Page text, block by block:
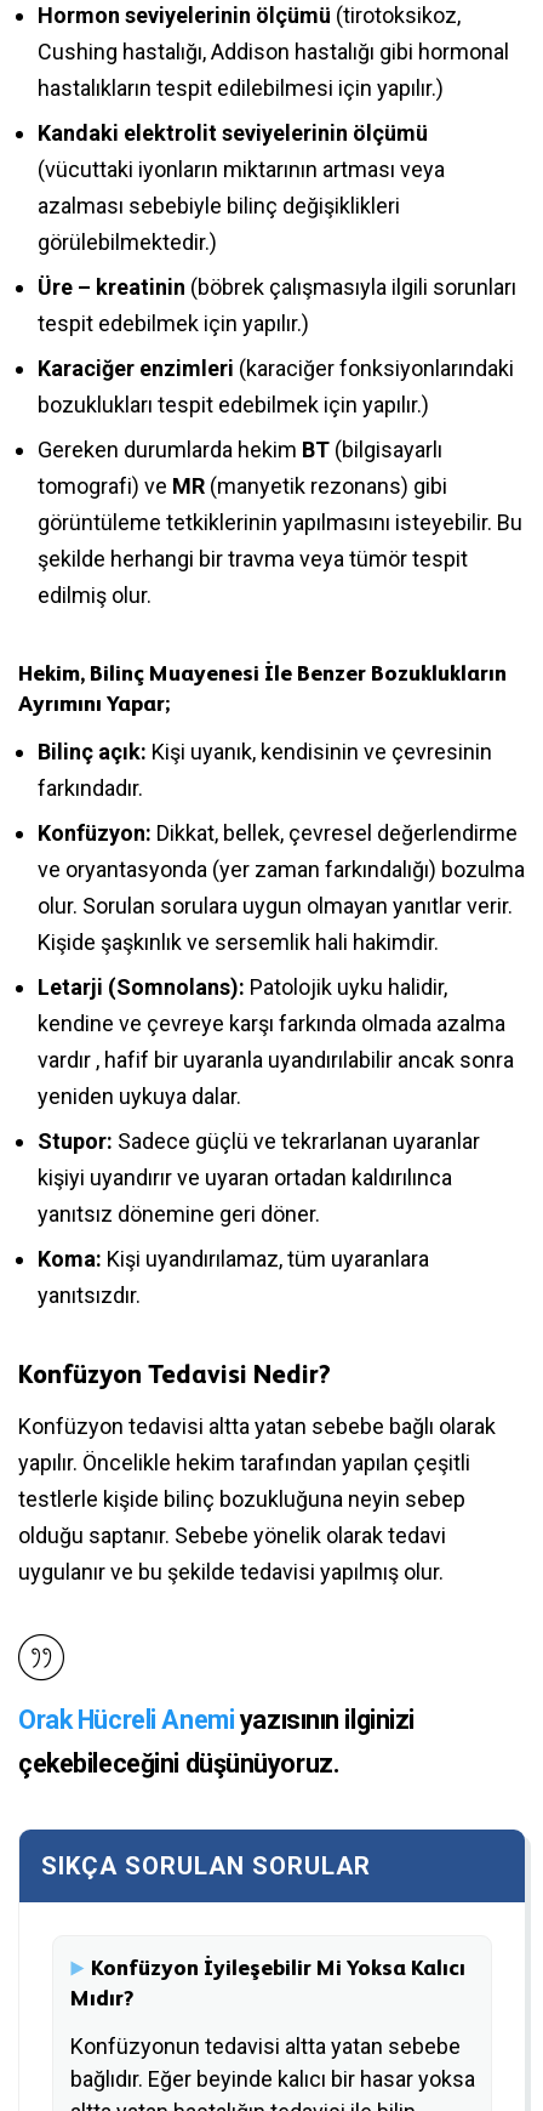
Hormon seviyelerinin ölçümü (tirotoksikoz,
Cushing hastalığı, Addison hastalığı gibi hormonal
hastalıkların tespit edilebilmesi için yapılır.)
Kandaki elektrolit seviyelerinin ölçümü
(vücuttaki iyonların miktarının artması veya
azalması sebebiyle bilinç değişiklikleri
görülebilmektedir.)
Üre – kreatinin (böbrek çalışmasıyla ilgili sorunları
tespit edebilmek için yapılır.)
Karaciğer enzimleri (karaciğer fonksiyonlarındaki
bozuklukları tespit edebilmek için yapılır.)
Gereken durumlarda hekim BT (bilgisayarlı
tomografi) ve MR (manyetik rezonans) gibi
görüntüleme tetkiklerinin yapılmasını isteyebilir. Bu
şekilde herhangi bir travma veya tümör tespit
edilmiş olur.
Hekim, Bilinç Muayenesi İle Benzer Bozuklukların
Ayrımını Yapar;
Bilinç açık: Kişi uyanık, kendisinin ve çevresinin
farkındadır.
Konfüzyon: Dikkat, bellek, çevresel değerlendirme
ve oryantasyonda (yer zaman farkındalığı) bozulma
olur. Sorulan sorulara uygun olmayan yanıtlar verir.
Kişide şaşkınlık ve sersemlik hali hakimdir.
Letarji (Somnolans): Patolojik uyku halidir,
kendine ve çevreye karşı farkında olmada azalma
vardır , hafif bir uyaranla uyandırılabilir ancak sonra
yeniden uykuya dalar.
Stupor: Sadece güçlü ve tekrarlanan uyaranlar
kişiyi uyandırır ve uyaran ortadan kaldırılınca
yanıtsız dönemine geri döner.
Koma: Kişi uyandırılamaz, tüm uyaranlara
yanıtsızdır.
Konfüzyon Tedavisi Nedir?
Konfüzyon tedavisi altta yatan sebebe bağlı olarak
yapılır. Öncelikle hekim tarafından yapılan çeşitli
testlerle kişide bilinç bozukluğuna neyin sebep
olduğu saptanır. Sebebe yönelik olarak tedavi
uygulanır ve bu şekilde tedavisi yapılmış olur.
Orak Hücreli Anemi yazısının ilginizi
çekebileceğini düşünüyoruz.
Konfüzyon İyileşebilir Mi Yoksa Kalıcı
Mıdır?
Konfüzyonun tedavisi altta yatan sebebe
bağlıdır. Eğer beyinde kalıcı bir hasar yoksa